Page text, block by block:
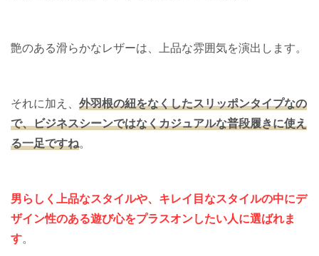
艶のある滑らかなレザーは、上品な雰囲気を演出します。
それに加え、 外羽根の紐をなくしたスリッポンタイプなの
で、ビジネスシーンではなくカジュアルな普段履きに使え
る一足ですね。
男らしく上品なスタイルや、キレイ目なスタイルの中にデ
ザイン性のある遊び心をプラスオンしたい人に選ばれま
す。